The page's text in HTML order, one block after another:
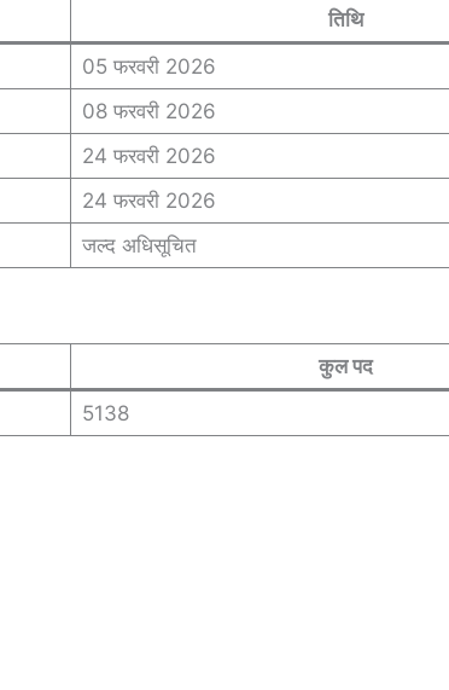
तिथि
05 फरवरी 2026
08 फरवरी 2026
24 फरवरी 2026
24 फरवरी 2026
जल्द अधिसूचित
कुल पद
5138